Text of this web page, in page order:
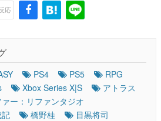
反応
PS4 PS5
RPG
Xbox Series X|S
アトラス
ァー：リファンタジオ
橋野桂 目黒将司